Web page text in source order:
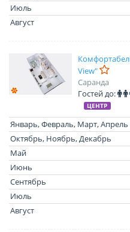
Июль
Август
View"
Саранда
Гостей до:
ЦЕНТР
Январь, Февраль, Март, Апрель
Октябрь, Ноябрь, Декабрь
Май
Июнь
Сентябрь
Июль
Август